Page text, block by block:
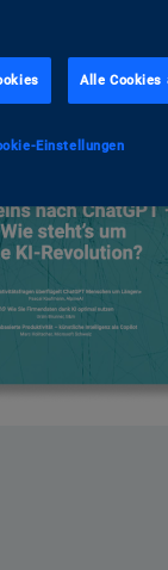
Alle Cookies
Einstellungen